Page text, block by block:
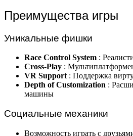
Преимущества игры
Уникальные фишки
Race Control System :
Cross-Play :
VR Support : Поддержка
Depth of Customization :
машины
Социальные механики
Возможность играть с